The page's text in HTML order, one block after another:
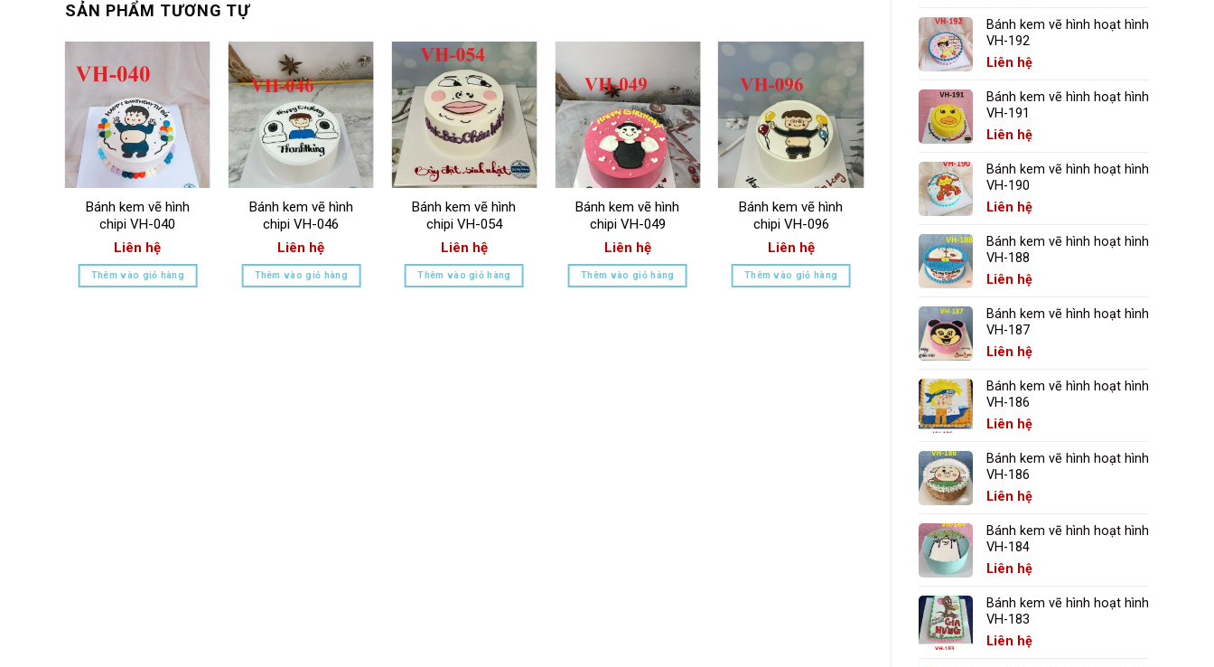
Bánh kem vẽ hình hoạt hình
VH-192
Liên hệ
Bánh kem vẽ hình hoạt hình
VH-191
Liên hệ
Bánh kem vẽ hình hoạt hình
VH-190
Liên hệ
Bánh kem vẽ hình hoạt hình
VH-188
Liên hệ
Bánh kem vẽ hình hoạt hình
VH-187
Liên hệ
Bánh kem vẽ hình hoạt hình
VH-186
Liên hệ
Bánh kem vẽ hình hoạt hình
VH-186
Liên hệ
Bánh kem vẽ hình hoạt hình
VH-184
Liên hệ
Bánh kem vẽ hình hoạt hình
VH-183
Liên hệ
SẢN PHẨM TƯƠNG TỰ
Bánh kem vẽ hình
chipi VH-040
Liên hệ
Thêm vào giỏ hàng
Bánh kem vẽ hình
chipi VH-046
Liên hệ
Thêm vào giỏ hàng
Bánh kem vẽ hình
chipi VH-054
Liên hệ
Thêm vào giỏ hàng
Bánh kem vẽ hình
chipi VH-049
Liên hệ
Thêm vào giỏ hàng
Bánh kem vẽ hình
chipi VH-096
Liên hệ
Thêm vào giỏ hàng
Bánh kem vẽ hình
Liên hệ
Thêm vào giỏ hàng